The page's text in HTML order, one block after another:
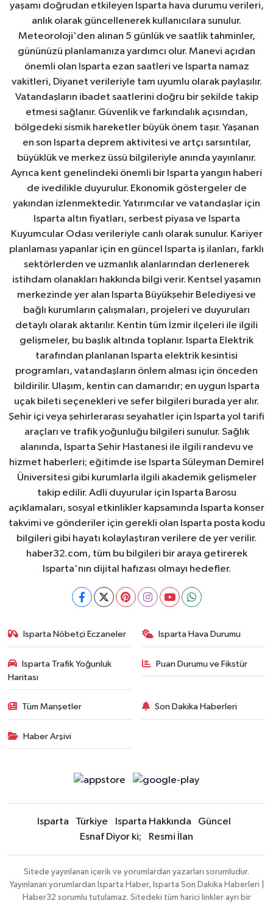
yaşamı doğrudan etkileyen Isparta hava durumu verileri,
anlık olarak güncellenerek kullanıcılara sunulur.
Meteoroloji'den alınan 5 günlük ve saatlik tahminler,
gününüzü planlamanıza yardımcı olur. Manevi açıdan
önemli olan Isparta ezan saatleri ve Isparta namaz
vakitleri, Diyanet verileriyle tam uyumlu olarak paylaşılır.
Vatandaşların ibadet saatlerini doğru bir şekilde takip
etmesi sağlanır. Güvenlik ve farkındalık açısından,
bölgedeki sismik hareketler büyük önem taşır. Yaşanan
en son Isparta deprem aktivitesi ve artçı sarsıntılar,
büyüklük ve merkez üssü bilgileriyle anında yayınlanır.
Ayrıca kent genelindeki önemli bir Isparta yangın haberi
de ivedilikle duyurulur. Ekonomik göstergeler de
yakından izlenmektedir. Yatırımcılar ve vatandaşlar için
Isparta altın fiyatları, serbest piyasa ve Isparta
Kuyumcular Odası verileriyle canlı olarak sunulur. Kariyer
planlaması yapanlar için en güncel Isparta iş ilanları, farklı
sektörlerden ve uzmanlık alanlarından derlenerek
istihdam olanakları hakkında bilgi verir. Kentsel yaşamın
merkezinde yer alan Isparta Büyükşehir Belediyesi ve
bağlı kurumların çalışmaları, projeleri ve duyuruları
detaylı olarak aktarılır. Kentin tüm İzmir ilçeleri ile ilgili
gelişmeler, bu başlık altında toplanır. Isparta Elektrik
tarafından planlanan Isparta elektrik kesintisi
programları, vatandaşların önlem alması için önceden
bildirilir. Ulaşım, kentin can damarıdır; en uygun Isparta
uçak bileti seçenekleri ve sefer bilgileri burada yer alır.
Şehir içi veya şehirlerarası seyahatler için Isparta yol tarifi
araçları ve trafik yoğunluğu bilgileri sunulur. Sağlık
alanında, Isparta Şehir Hastanesi ile ilgili randevu ve
hizmet haberleri; eğitimde ise Isparta Süleyman Demirel
Üniversitesi gibi kurumlarla ilgili akademik gelişmeler
takip edilir. Adli duyurular için Isparta Barosu
açıklamaları, sosyal etkinlikler kapsamında Isparta konser
takvimi ve gönderiler için gerekli olan Isparta posta kodu
bilgileri gibi hayatı kolaylaştıran verilere de yer verilir.
haber32.com, tüm bu bilgileri bir araya getirerek
Isparta'nın dijital hafızası olmayı hedefler.
Isparta Nöbetçi Eczaneler Isparta Hava Durumu
Isparta Trafik Yoğunluk
Haritası
Puan Durumu ve Fikstür
Tüm Manşetler Son Dakika Haberleri
Haber Arşivi
Isparta Türkiye Isparta Hakkında
Güncel
Esnaf Diyor ki;
Resmi İlan
Sitede yayınlanan içerik ve yorumlardan yazarları sorumludur.
Yayınlanan yorumlardan Isparta Haber, Isparta Son Dakika Haberleri |
Haber32 sorumlu tutulamaz. Sitedeki tüm harici linkler ayrı bir